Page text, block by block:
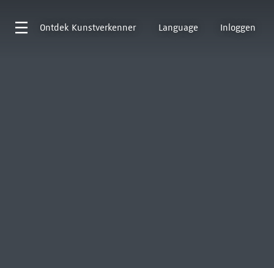
Ontdek Kunstverkenner Language Inloggen